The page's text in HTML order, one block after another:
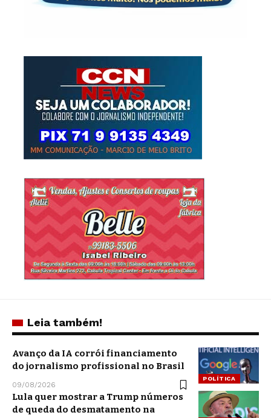
Leia também!
POLÍTICA
Avanço da IA corrói financiamento
do jornalismo profissional no Brasil
09/08/2026
Lula quer mostrar a Trump números
de queda do desmatamento na